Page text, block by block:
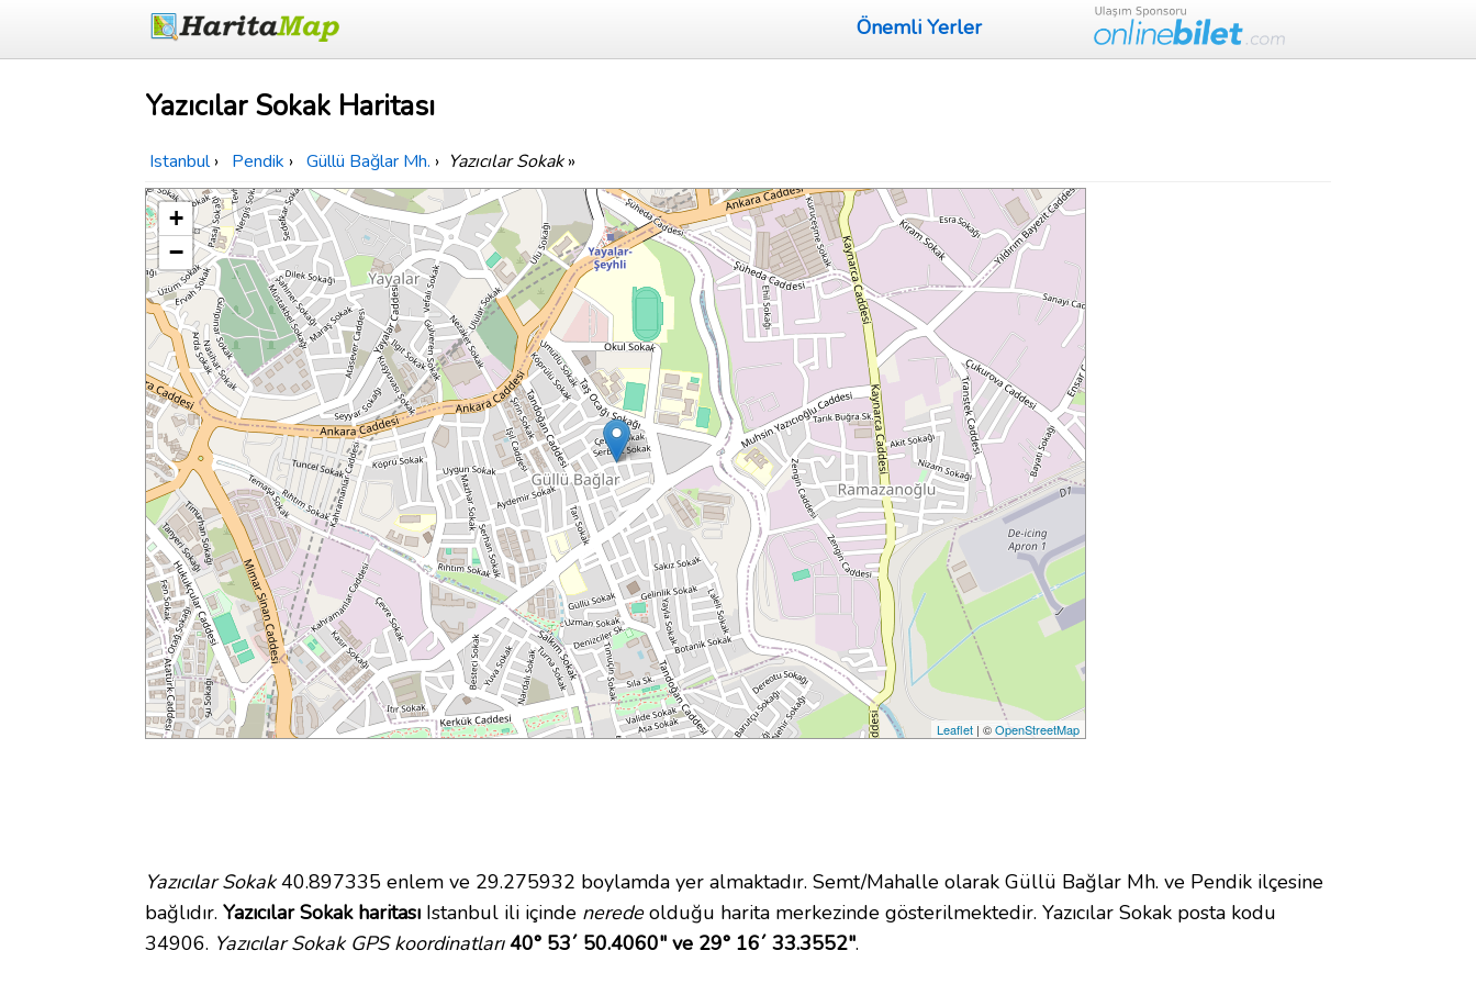
Önemli Yerler
Yazıcılar Sokak Haritası
Istanbul › Pendik › Güllü Bağlar Mh. › Yazıcılar Sokak»
+
−
Leaflet | ©OpenStreetMap
Yazıcılar Sokak40.897335 enlem ve 29.275932 boylamda yer almaktadır. Semt/Mahalle olarak Güllü Bağlar Mh. ve Pendik ilçesine
bağlıdır. Yazıcılar Sokak haritası Istanbul ili içinde neredeolduğu harita merkezinde gösterilmektedir. Yazıcılar Sokak posta kodu
34906. Yazıcılar Sokak GPS koordinatları 40° 53´ 50.4060" ve 29° 16´ 33.3552".